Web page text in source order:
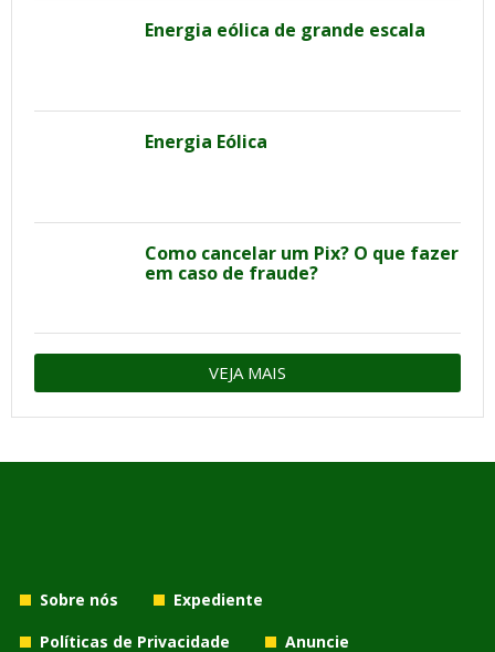
Energia eólica de grande escala
Energia Eólica
Como cancelar um Pix? O que fazer
em caso de fraude?
VEJA MAIS
Sobre nós
Expediente
Políticas de Privacidade
Anuncie